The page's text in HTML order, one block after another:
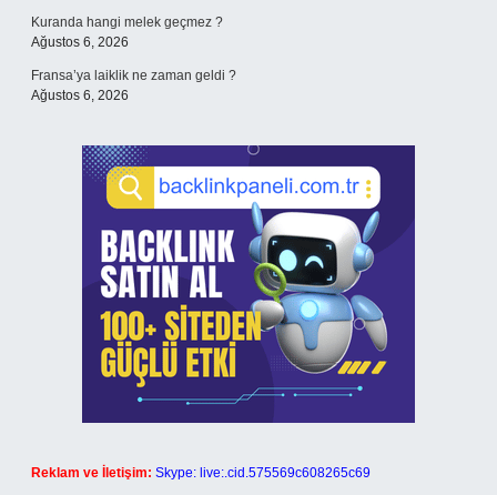
Kuranda hangi melek geçmez ?
Ağustos 6, 2026
Fransa’ya laiklik ne zaman geldi ?
Ağustos 6, 2026
Reklam ve İletişim: Skype: live:.cid.575569c608265c69